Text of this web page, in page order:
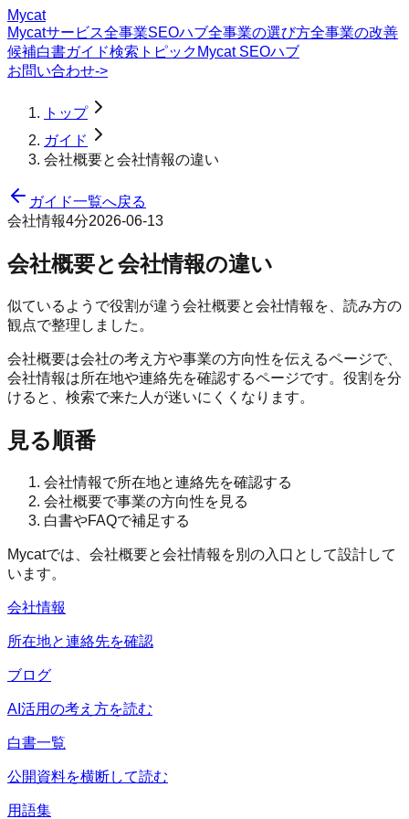
Mycat
Mycatサービス全事業SEOハブ全事業の選び方全事業の改善
候補白書ガイド検索トピック Mycat SEOハブ
お問い合わせ->
トップ
ガイド
会社概要と会社情報の違い
ガイド一覧へ戻る
会社情報4分2026-06-13
会社概要と会社情報の違い
似ているようで役割が違う会社概要と会社情報を、読み方の
観点で整理しました。
会社概要は会社の考え方や事業の方向性を伝えるページで、
会社情報は所在地や連絡先を確認するページです。役割を分
けると、検索で来た人が迷いにくくなります。
見る順番
会社情報で所在地と連絡先を確認する
会社概要で事業の方向性を見る
白書やFAQで補足する
Mycatでは、会社概要と会社情報を別の入口として設計して
います。
会社情報
所在地と連絡先を確認
ブログ
AI活用の考え方を読む
白書一覧
公開資料を横断して読む
用語集